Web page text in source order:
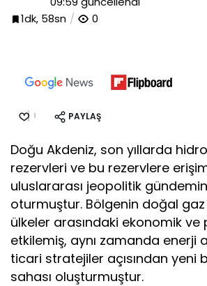
1dk, 58sn
0
PAYLAŞ
Doğu Akdeniz, son yıllarda
rezervleri ve bu rezervlere
uluslararası jeopolitik
oturmuştur. Bölgenin doğal
ülkeler arasındaki ekonomik
etkilemiş, aynı zamanda enerji
ticari stratejiler açısından yeni
sahası oluşturmuştur.